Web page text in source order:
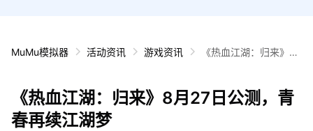
MuMu模拟器 活动资讯 游戏资讯
《热血江湖：归来》8
《热血江湖：归来》8月27日公测，青
春再续江湖梦